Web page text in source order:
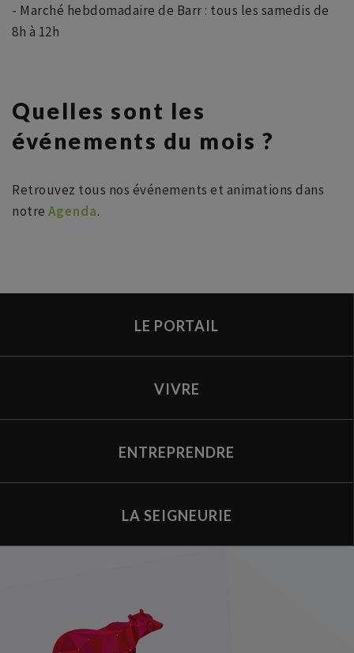
- Marché hebdomadaire de Barr : tous les samedis de
8h à 12h
Quelles sont les
événements du mois ?
Retrouvez tous nos événements et animations dans
notre Agenda.
LE PORTAIL
VIVRE
ENTREPRENDRE
LA SEIGNEURIE